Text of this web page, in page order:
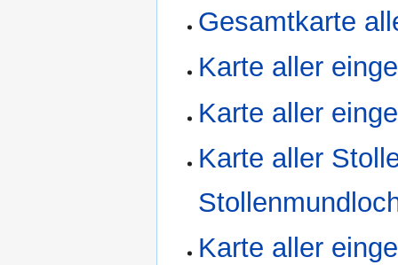
Gesamtkarte
Karte aller
Karte aller
Karte aller
Karte aller